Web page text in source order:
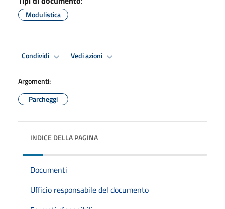
Modulistica
Condividi Vedi azioni
Argomenti:
Parcheggi
INDICE DELLA PAGINA
Documenti
Ufficio responsabile del documento